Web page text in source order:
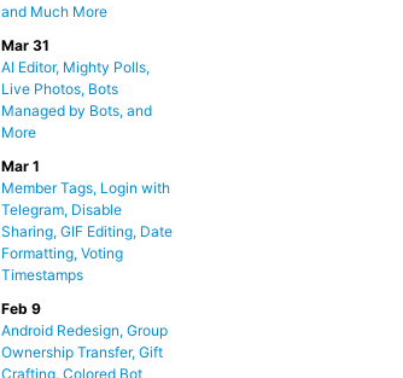
and Much More
Mar 31
AI Editor, Mighty Polls,
Live Photos, Bots
Managed by Bots, and
More
Mar 1
Member Tags, Login with
Telegram, Disable
Sharing, GIF Editing, Date
Formatting, Voting
Timestamps
Feb 9
Android Redesign, Group
Ownership Transfer, Gift
Crafting, Colored Bot